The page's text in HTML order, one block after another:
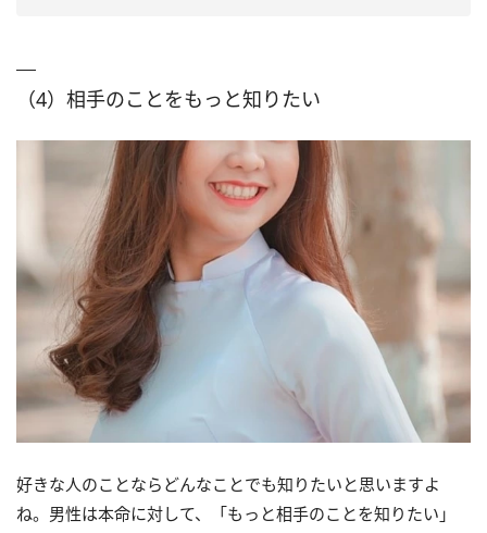
（4）相手のことをもっと知りたい
好きな人のことならどんなことでも知りたいと思いますよ
ね。男性は本命に対して、「もっと相手のことを知りたい」